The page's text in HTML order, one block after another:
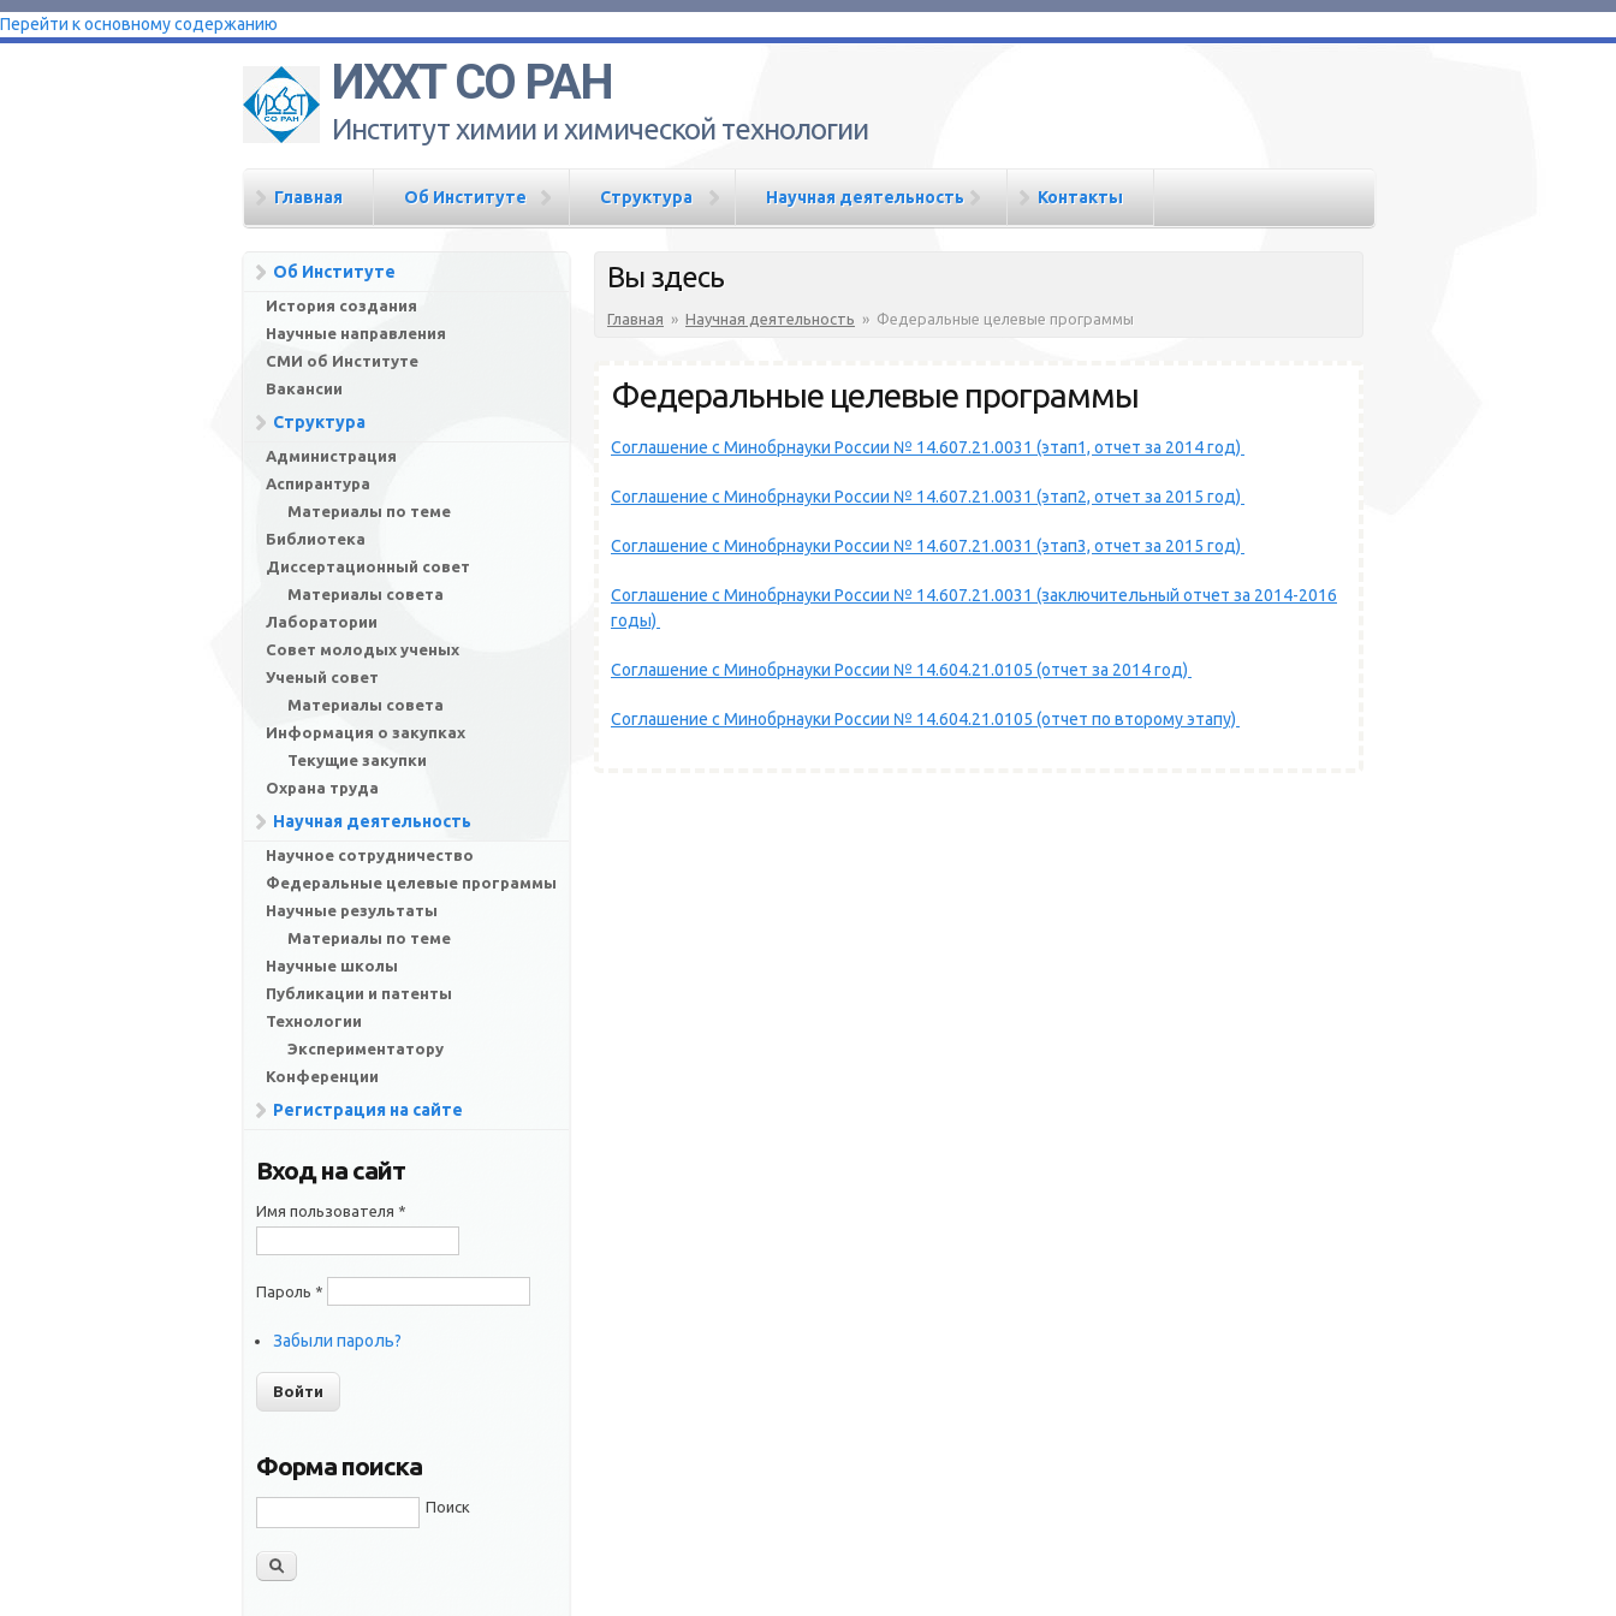
Перейти к основному содержанию
ИХХТ СО РАН
Институт химии и химической технологии
Главная Об Институте Структура Научная деятельность Контакты
Об Институте
История создания
Научные направления
СМИ об Институте
Вакансии
Структура
Администрация
Аспирантура
Материалы по теме
Библиотека
Диссертационный совет
Материалы совета
Лаборатории
Совет молодых ученых
Ученый совет
Материалы совета
Информация о закупках
Текущие закупки
Охрана труда
Научная деятельность
Научное сотрудничество
Федеральные целевые программы
Научные результаты
Материалы по теме
Научные школы
Публикации и патенты
Технологии
Экспериментатору
Конференции
Регистрация на сайте
Вход на сайт
Имя пользователя *
Пароль *
Забыли пароль?
Форма поиска
Поиск
Вы здесь
Главная » Научная деятельность » Федеральные целевые программы
Федеральные целевые программы
Соглашение с Минобрнауки России № 14.607.21.0031 (этап1, отчет за 2014 год)
Соглашение с Минобрнауки России № 14.607.21.0031 (этап2, отчет за 2015 год)
Соглашение с Минобрнауки России № 14.607.21.0031 (этап3, отчет за 2015 год)
Соглашение с Минобрнауки России № 14.607.21.0031 (заключительный отчет за 2014-2016
годы)
Соглашение с Минобрнауки России № 14.604.21.0105 (отчет за 2014 год)
Соглашение с Минобрнауки России № 14.604.21.0105 (отчет по второму этапу)